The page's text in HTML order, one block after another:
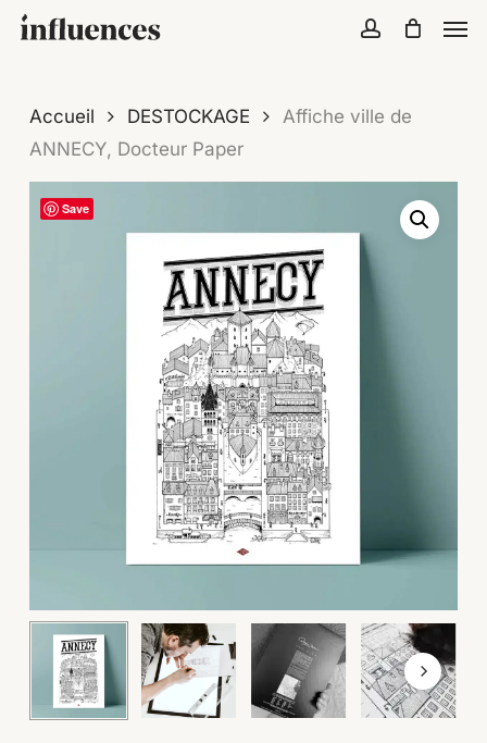
Skip
Accueil DESTOCKAGE
Affiche ville de
ANNECY, Docteur Paper
Save